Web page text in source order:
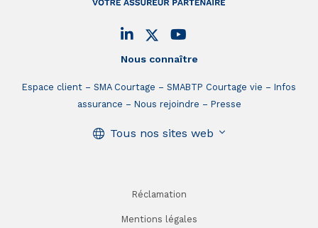
Nous connaître
Espace client SMA Courtage SMABTP Courtage vie
Infos
assurance
Nous rejoindre Presse
Tous nos sites web
Réclamation
Mentions légales